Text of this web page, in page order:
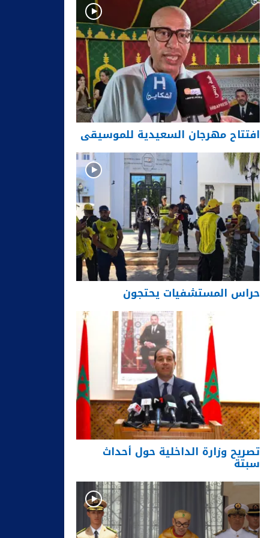
افتتاح مهرجان السعيدية للموسيقى
حراس المستشفيات يحتجون
تصريح وزارة الداخلية حول أحداث
سبتة